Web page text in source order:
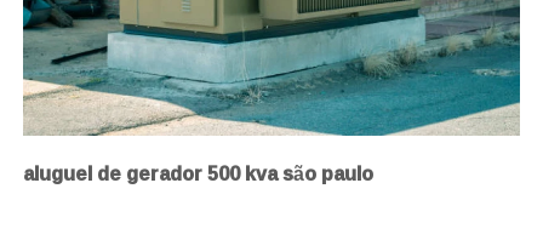
aluguel de gerador 500 kva são paulo